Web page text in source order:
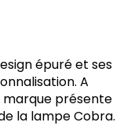
épuré et ses
A
marque présente
la lampe Cobra.